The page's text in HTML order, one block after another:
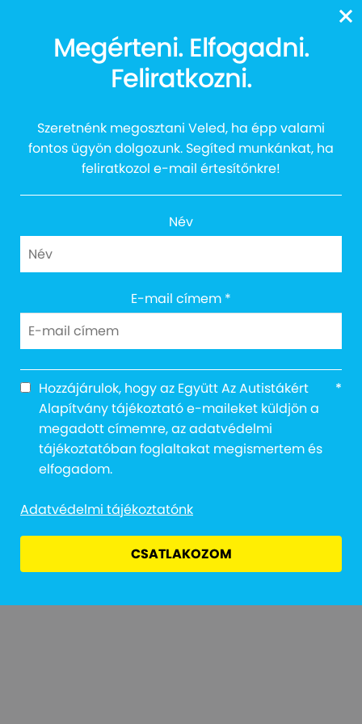
A focidrukkerek
támogatására is
számítunk az EB szurkolói
zónájában
Cím: 1027 Budapest, Margit körút 12.
Email: info@egyuttazautistakert.hu
Adományvonalunk: 13616
Bankszámlaszám: 10300002-13790364-00034905
Adatvédelmi Tájékoztató Jogi Nyilatkozat
Megérteni. Elfogadni.
Feliratkozni.
Szeretnénk megosztani Veled, ha épp valami
fontos ügyön dolgozunk. Segíted munkánkat, ha
feliratkozol e-mail értesítőnkre!
Név
E-mail címem *
Hozzájárulok, hogy az Együtt Az Autistákért
Alapítvány tájékoztató e-maileket küldjön a
megadott címemre, az adatvédelmi
tájékoztatóban foglaltakat megismertem és
elfogadom.
*
Adatvédelmi tájékoztatónk
CSATLAKOZOM